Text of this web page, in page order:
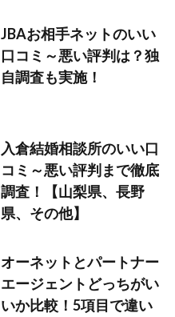
JBAお相手ネットのいい
口コミ～悪い評判は？独
自調査も実施！
入倉結婚相談所のいい口
コミ～悪い評判まで徹底
調査！【山梨県、長野
県、その他】
オーネットとパートナー
エージェントどっちがい
いか比較！5項目で違い